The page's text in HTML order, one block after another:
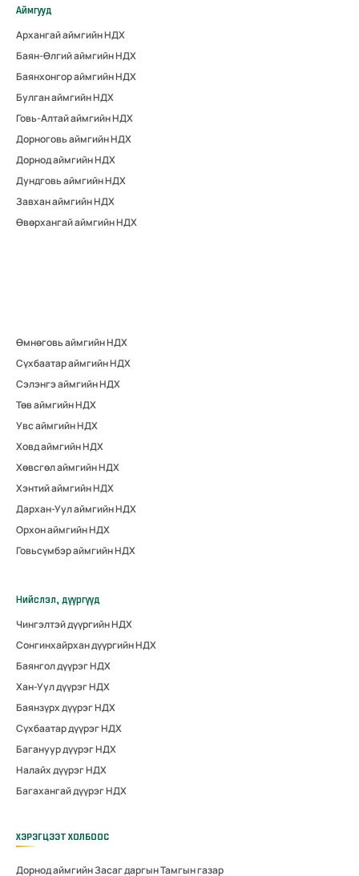
Аймгууд
Архангай аймгийн НДХ
Баян-Өлгий аймгийн НДХ
Баянхонгор аймгийн НДХ
Булган аймгийн НДХ
Говь-Алтай аймгийн НДХ
Дорноговь аймгийн НДХ
Дорнод аймгийн НДХ
Дундговь аймгийн НДХ
Завхан аймгийн НДХ
Өвөрхангай аймгийн НДХ
Өмнөговь аймгийн НДХ
Сүхбаатар аймгийн НДХ
Сэлэнгэ аймгийн НДХ
Төв аймгийн НДХ
Увс аймгийн НДХ
Ховд аймгийн НДХ
Хөвсгөл аймгийн НДХ
Хэнтий аймгийн НДХ
Дархан-Уул аймгийн НДХ
Орхон аймгийн НДХ
Говьсүмбэр аймгийн НДХ
Нийслэл, дүүргүүд
Чингэлтэй дүүргийн НДХ
Сонгинхайрхан дүүргийн НДХ
Баянгол дүүрэг НДХ
Хан-Уул дүүрэг НДХ
Баянзүрх дүүрэг НДХ
Сүхбаатар дүүрэг НДХ
Багануур дүүрэг НДХ
Налайх дүүрэг НДХ
Багахангай дүүрэг НДХ
ХЭРЭГЦЭЭТ ХОЛБООС
Дорнод аймгийн Засаг даргын Тамгын газар